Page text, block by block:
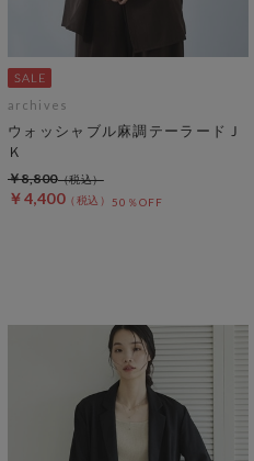
archives
ウォッシャブル麻調テーラードＪ
Ｋ
￥4,400 50％OFF
￥8,800